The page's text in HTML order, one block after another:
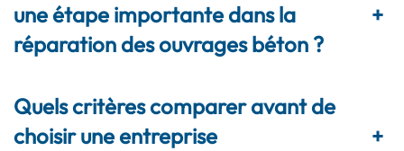
une étape importante dans la
réparation des ouvrages béton ?
+
Quels critères comparer avant de
choisir une entreprise
+